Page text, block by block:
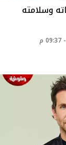
وسلامته